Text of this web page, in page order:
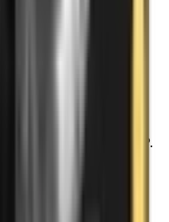
Tăng Nhơn Phú, TP.